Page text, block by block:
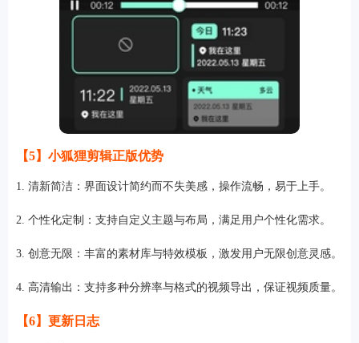
【5】小狐狸剪辑正版优势
1. 清新简洁：界面设计简约而不失美感，操作流畅，易于上手。
2. 个性化定制：支持自定义主题与布局，满足用户个性化需求。
3. 创意无限：丰富的素材库与特效模板，激发用户无限创意灵感。
4. 高清输出：支持多种分辨率与格式的视频导出，保证视频质量。
【6】更新日志